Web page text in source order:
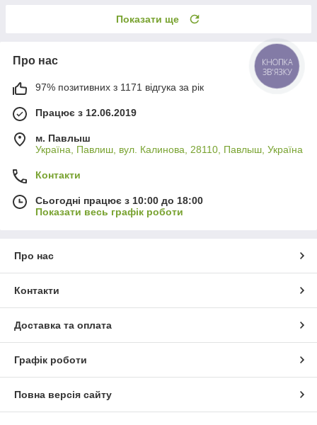
Показати ще
Про нас
97% позитивних з 1171 відгука за рік
Працює з 12.06.2019
м. Павлыш
Україна, Павлиш, вул. Калинова, 28110, Павлыш, Україна
Контакти
Сьогодні працює з 10:00 до 18:00
Показати весь графік роботи
Про нас
Контакти
Доставка та оплата
Графік роботи
Повна версія сайту
КНОПКА
ЗВ'ЯЗКУ